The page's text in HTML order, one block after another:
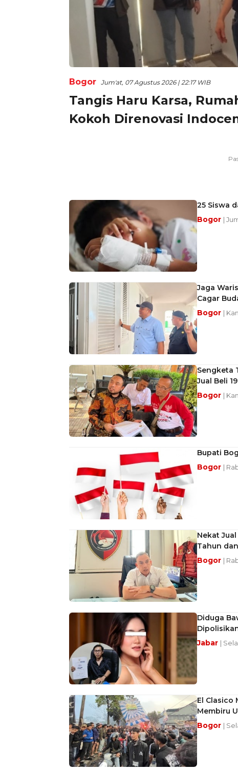
Bogor Jum'at, 07 Agustus 2026 | 22:17 WIB
Tangis Haru Karsa,
Kokoh Direnovasi
25 Siswa
Bogor |
Jaga
Cagar
Bogor |
Sengketa
Jual Beli
Bogor |
Bupati
Bogor |
Nekat
Tahun
Bogor |
Diduga
Jabar |
El Clasico
Membiru
Bogor |